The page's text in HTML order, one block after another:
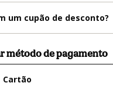
um cupão de desconto?
método de pagamento
Cartão